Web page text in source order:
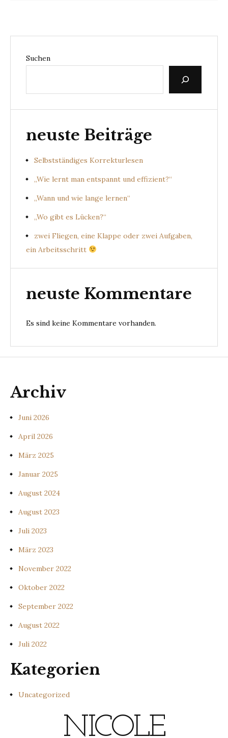
Suchen
neuste Beiträge
Selbstständiges Korrekturlesen
„Wie lernt man entspannt und effizient?“
„Wann und wie lange lernen“
„Wo gibt es Lücken?“
zwei Fliegen, eine Klappe oder zwei Aufgaben,
ein Arbeitsschritt
neuste Kommentare
Es sind keine Kommentare vorhanden.
Archiv
Juni 2026
April 2026
März 2025
Januar 2025
August 2024
August 2023
Juli 2023
März 2023
November 2022
Oktober 2022
September 2022
August 2022
Juli 2022
Kategorien
Uncategorized
NICOLE